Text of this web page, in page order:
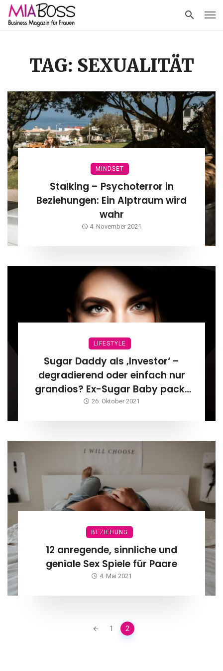
TAG: SEXUALITÄT
MINDSET
Stalking – Psychoterror in
Beziehungen: Ein Alptraum wird
wahr
4. November 2021
LIFESTYLE
Sugar Daddy als ‚Investor‘ –
degradierend oder einfach nur
grandios? Ex-Sugar Baby packt
aus!
26. Oktober 2021
BEZIEHUNG
12 anregende, sinnliche und
geniale Sex Spiele für Paare
4. Mai 2021
1 2